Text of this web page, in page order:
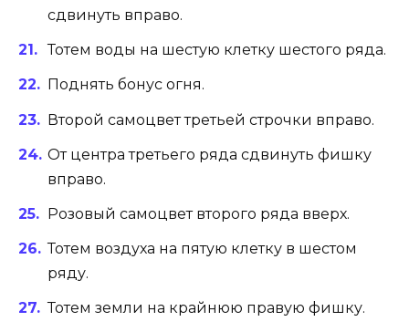
сдвинуть вправо.
Тотем воды на шестую клетку шестого ряда.
Поднять бонус огня.
Второй самоцвет третьей строчки вправо.
От центра третьего ряда сдвинуть фишку
вправо.
Розовый самоцвет второго ряда вверх.
Тотем воздуха на пятую клетку в шестом
ряду.
Тотем земли на крайнюю правую фишку.